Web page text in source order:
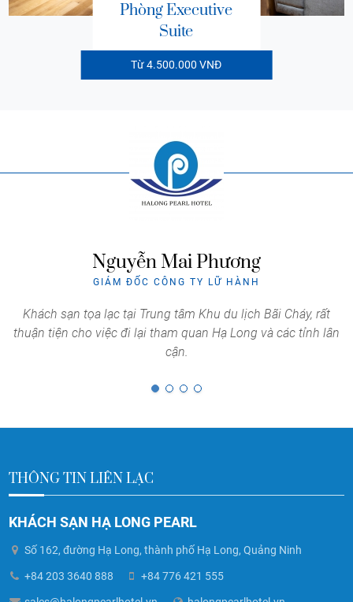
Phòng Executive
Suite
Từ 4.500.000 VNĐ
Nguyễn Mai Phương
GIÁM ĐỐC CÔNG TY LỮ HÀNH
Khách sạn tọa lạc tại Trung tâm Khu du lịch Bãi Cháy, rất
thuận tiện cho việc đi lại tham quan Hạ Long và các tỉnh lân
cận.
1 2 3 4
THÔNG TIN LIÊN LẠC
KHÁCH SẠN HẠ LONG PEARL
Số 162, đường Hạ Long, thành phố Hạ Long, Quảng Ninh
+84 203 3640 888 +84 776 421 555